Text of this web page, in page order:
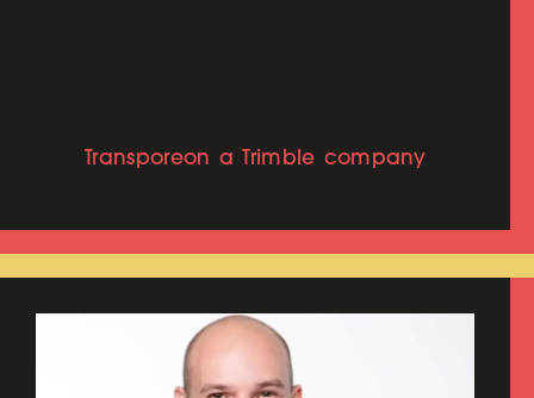
Transporeon a Trimble company